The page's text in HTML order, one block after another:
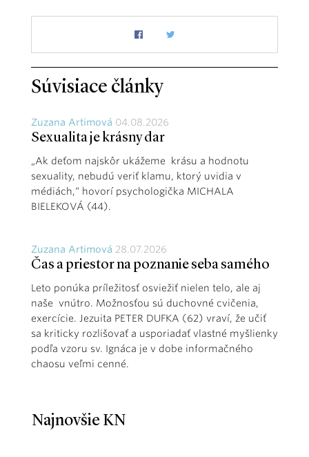
Súvisiace články
Zuzana Artimová 04.08.2026
Sexualita je krásny dar
„Ak deťom najskôr ukážeme krásu a hodnotu
sexuality, nebudú veriť klamu, ktorý uvidia v
médiách,“ hovorí psychologička MICHALA
BIELEKOVÁ (44).
Zuzana Artimová 28.07.2026
Čas a priestor na poznanie seba samého
Leto ponúka príležitosť osviežiť nielen telo, ale aj
naše vnútro. Možnosťou sú duchovné cvičenia,
exercície. Jezuita PETER DUFKA (62) vraví, že učiť
sa kriticky rozlišovať a usporiadať vlastné myšlienky
podľa vzoru sv. Ignáca je v dobe informačného
chaosu veľmi cenné.
Najnovšie KN